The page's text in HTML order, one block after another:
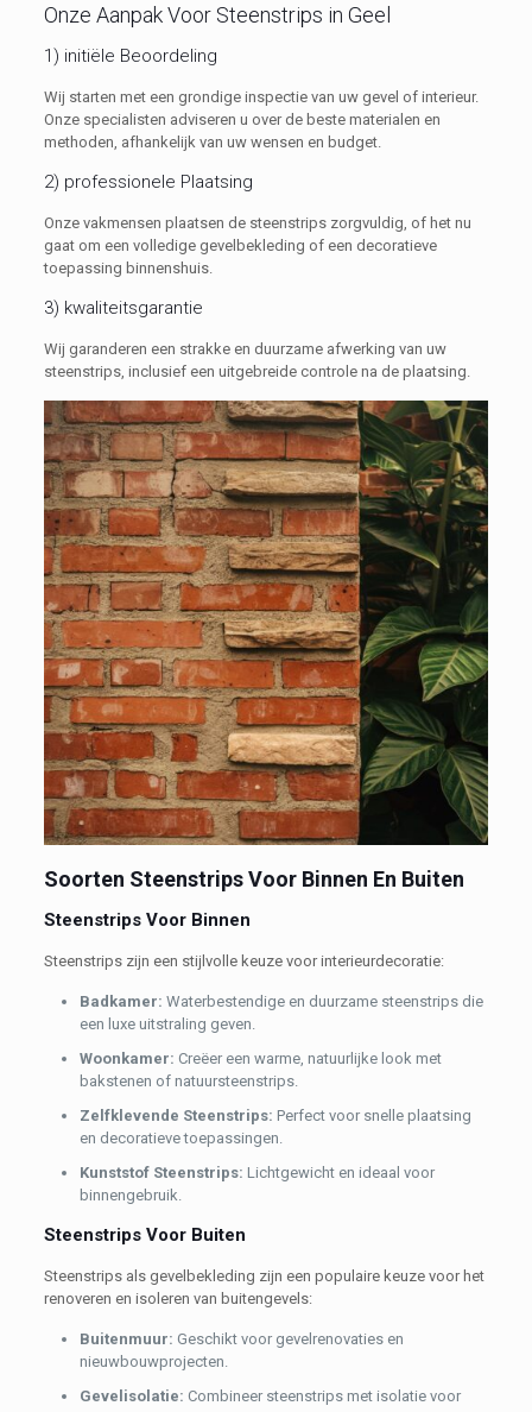
Onze Aanpak Voor Steenstrips in Geel
1) initiële Beoordeling
Wij starten met een grondige inspectie van uw gevel of interieur.
Onze specialisten adviseren u over de beste materialen en
methoden, afhankelijk van uw wensen en budget.
2) professionele Plaatsing
Onze vakmensen plaatsen de steenstrips zorgvuldig, of het nu
gaat om een volledige gevelbekleding of een decoratieve
toepassing binnenshuis.
3) kwaliteitsgarantie
Wij garanderen een strakke en duurzame afwerking van uw
steenstrips, inclusief een uitgebreide controle na de plaatsing.
Soorten Steenstrips Voor Binnen En Buiten
Steenstrips Voor Binnen
Steenstrips zijn een stijlvolle keuze voor interieurdecoratie:
Badkamer: Waterbestendige en duurzame steenstrips die
een luxe uitstraling geven.
Woonkamer: Creëer een warme, natuurlijke look met
bakstenen of natuursteenstrips.
Zelfklevende Steenstrips: Perfect voor snelle plaatsing
en decoratieve toepassingen.
Kunststof Steenstrips: Lichtgewicht en ideaal voor
binnengebruik.
Steenstrips Voor Buiten
Steenstrips als gevelbekleding zijn een populaire keuze voor het
renoveren en isoleren van buitengevels:
Buitenmuur: Geschikt voor gevelrenovaties en
nieuwbouwprojecten.
Gevelisolatie: Combineer steenstrips met isolatie voor